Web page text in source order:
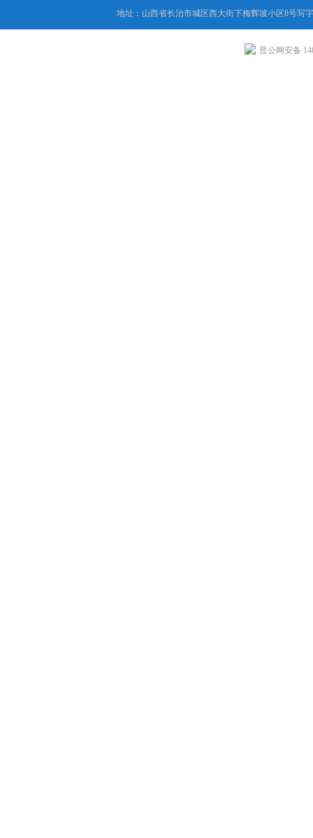
地址：山西省长治市城区西大街下梅辉坡小区8号写
晋公网安备